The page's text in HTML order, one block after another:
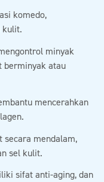
komedo,
kulit.
minyak
berminyak atau
mencerahkan
mendalam,
sel kulit.
sifat anti-aging, dan